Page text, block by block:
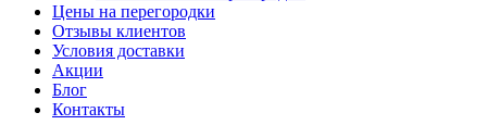
Цены на перегородки
Отзывы клиентов
Условия доставки
Акции
Блог
Контакты